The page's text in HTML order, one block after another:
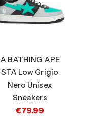
A BATHING APE
STA Low Grigio
Nero Unisex
Sneakers
€79.99